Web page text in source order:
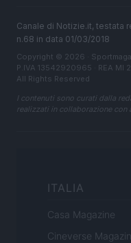
Canale di Notizie.it, testata
n.68 in data 01/03/2018
Copyright © 2026 ·
P.IVA 13542920965 · REA MI
All Rights Reserved
I contenuti sono curati dalla
realizzati in collaborazione con
ITALIA
Casa Magazine
Cineverse